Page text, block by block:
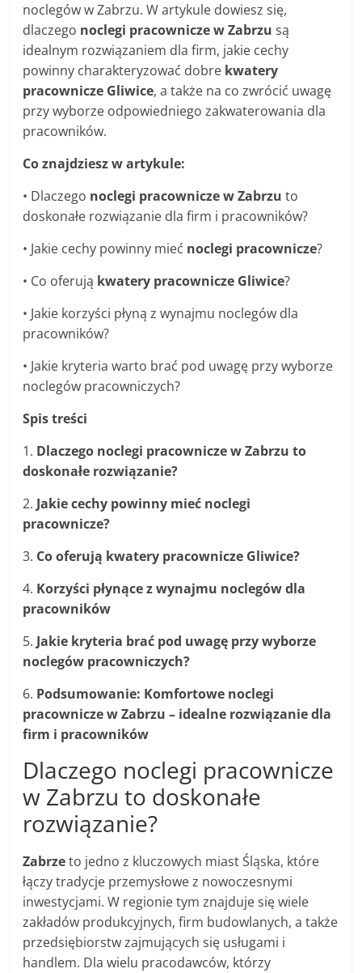
noclegów w Zabrzu. W artykule dowiesz się,
dlaczego noclegi pracownicze w Zabrzu są
idealnym rozwiązaniem dla firm, jakie cechy
powinny charakteryzować dobre kwatery
pracownicze Gliwice, a także na co zwrócić uwagę
przy wyborze odpowiedniego zakwaterowania dla
pracowników.
Co znajdziesz w artykule:
• Dlaczego noclegi pracownicze w Zabrzu to
doskonałe rozwiązanie dla firm i pracowników?
• Jakie cechy powinny mieć noclegi pracownicze?
• Co oferują kwatery pracownicze Gliwice?
• Jakie korzyści płyną z wynajmu noclegów dla
pracowników?
• Jakie kryteria warto brać pod uwagę przy wyborze
noclegów pracowniczych?
Spis treści
1. Dlaczego noclegi pracownicze w Zabrzu to
doskonałe rozwiązanie?
2. Jakie cechy powinny mieć noclegi
pracownicze?
3. Co oferują kwatery pracownicze Gliwice?
4. Korzyści płynące z wynajmu noclegów dla
pracowników
5. Jakie kryteria brać pod uwagę przy wyborze
noclegów pracowniczych?
6. Podsumowanie: Komfortowe noclegi
pracownicze w Zabrzu – idealne rozwiązanie dla
firm i pracowników
Dlaczego noclegi pracownicze
w Zabrzu to doskonałe
rozwiązanie?
Zabrzeto jedno z kluczowych miast Śląska, które
łączy tradycje przemysłowe z nowoczesnymi
inwestycjami. W regionie tym znajduje się wiele
zakładów produkcyjnych, firm budowlanych, a także
przedsiębiorstw zajmujących się usługami i
handlem. Dla wielu pracodawców, którzy